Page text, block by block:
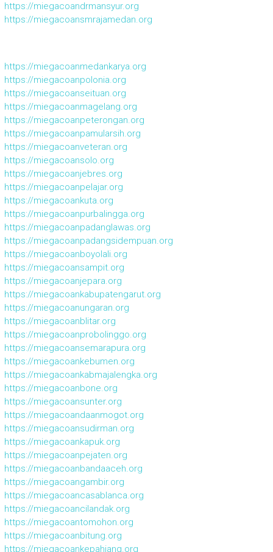
https://miegacoandrmansyur.org
https://miegacoansmrajamedan.org
https://miegacoanmedankarya.org
https://miegacoanpolonia.org
https://miegacoanseituan.org
https://miegacoanmagelang.org
https://miegacoanpeterongan.org
https://miegacoanpamularsih.org
https://miegacoanveteran.org
https://miegacoansolo.org
https://miegacoanjebres.org
https://miegacoanpelajar.org
https://miegacoankuta.org
https://miegacoanpurbalingga.org
https://miegacoanpadanglawas.org
https://miegacoanpadangsidempuan.org
https://miegacoanboyolali.org
https://miegacoansampit.org
https://miegacoanjepara.org
https://miegacoankabupatengarut.org
https://miegacoanungaran.org
https://miegacoanblitar.org
https://miegacoanprobolinggo.org
https://miegacoansemarapura.org
https://miegacoankebumen.org
https://miegacoankabmajalengka.org
https://miegacoanbone.org
https://miegacoansunter.org
https://miegacoandaanmogot.org
https://miegacoansudirman.org
https://miegacoankapuk.org
https://miegacoanpejaten.org
https://miegacoanbandaaceh.org
https://miegacoangambir.org
https://miegacoancasablanca.org
https://miegacoancilandak.org
https://miegacoantomohon.org
https://miegacoanbitung.org
https://miegacoankepahiang.org